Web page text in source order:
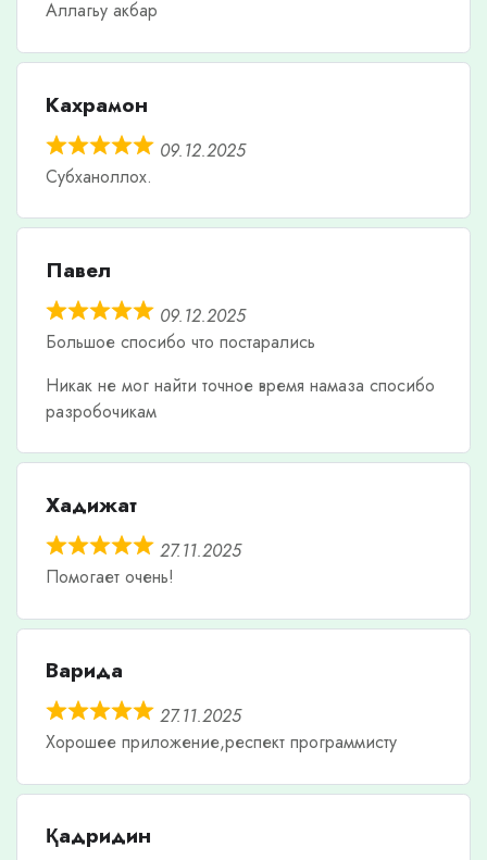
Аллагьу акбар
Кахрамон
09.12.2025
Субханоллох.
Павел
09.12.2025
Большое спосибо что постарались
Никак не мог найти точное время намаза спосибо
разробочикам
Хадижат
27.11.2025
Помогает очень!
Варида
27.11.2025
Хорошее приложение,респект программисту
Қадридин